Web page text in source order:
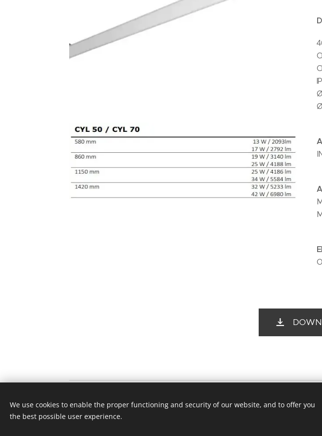
© 2025 Vetro, Lda. Rua da Solidariedade 4,
Política de Privacidade
We use cookies to enable the proper functioning and security of our website, and to offer you
the best possible user experience.